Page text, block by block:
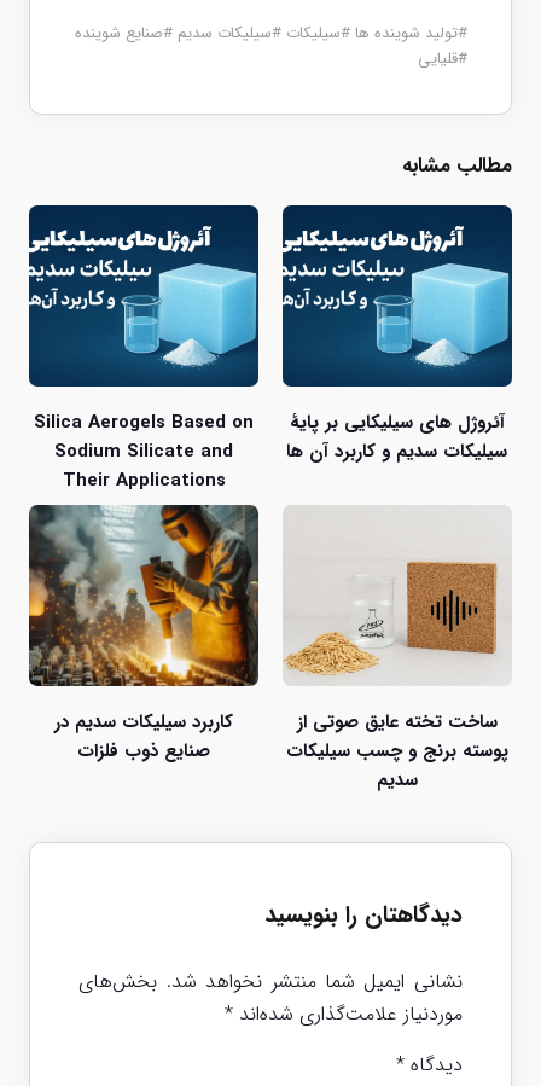
#تولید شوینده ها #سیلیکات #سیلیکات سدیم #صنایع شوینده
#قلیایی
مطالب مشابه
آئروژل های سیلیکایی بر پایۀ
سیلیکات سدیم و کاربرد آن ها
Silica Aerogels Based on
Sodium Silicate and
Their Applications
ساخت تخته عایق صوتی از
پوسته برنج و چسب سیلیکات
سدیم
کاربرد سیلیکات سدیم در
صنایع ذوب فلزات
دیدگاهتان را بنویسید
نشانی ایمیل شما منتشر نخواهد شد. بخش‌های
موردنیاز علامت‌گذاری شده‌اند*
دیدگاه*